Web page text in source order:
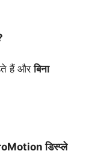
हैं औरबिना
डिस्प्ले